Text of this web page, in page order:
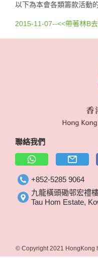
以下為本會各類籌款活動
2015-11-07--<<帶著林B
聯絡我們
+852-5285 9064
九龍橫頭磡邨宏禮
Tau Hom Estate,
© Copyright 2021 HongKong